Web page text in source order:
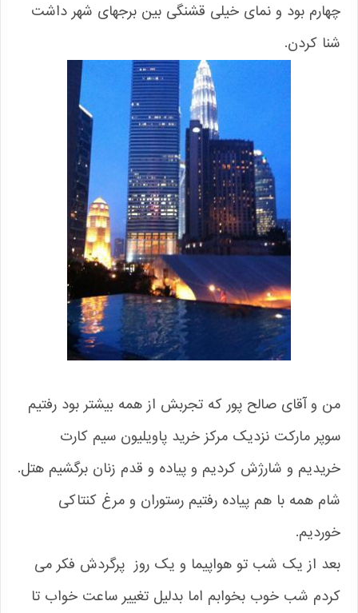
چهارم بود و نمای خیلی قشنگی بین برجهای شهر داشت
شنا کردن.
من و آقای صالح پور که تجربش از همه بیشتر بود رفتیم
سوپر مارکت نزدیک مرکز خرید پاویلیون سیم کارت
خریدیم و شارژش کردیم و پیاده و قدم زنان برگشیم هتل.
شام همه با هم پیاده رفتیم رستوران و مرغ کنتاکی
خوردیم.
بعد از یک شب تو هواپیما و یک روز پرگردش فکر می
کردم شب خوب بخوابم اما بدلیل تغییر ساعت خواب تا